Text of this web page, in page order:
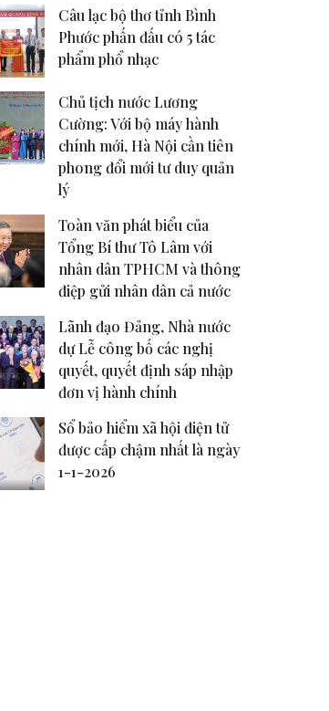
Câu lạc bộ thơ tỉnh Bình
Phước phấn đấu có 5 tác
phẩm phổ nhạc
Chủ tịch nước Lương
Cường: Với bộ máy hành
chính mới, Hà Nội cần tiên
phong đổi mới tư duy quản
lý
Toàn văn phát biểu của
Tổng Bí thư Tô Lâm với
nhân dân TPHCM và thông
điệp gửi nhân dân cả nước
Lãnh đạo Đảng, Nhà nước
dự Lễ công bố các nghị
quyết, quyết định sáp nhập
đơn vị hành chính
Sổ bảo hiểm xã hội điện tử
được cấp chậm nhất là ngày
1-1-2026